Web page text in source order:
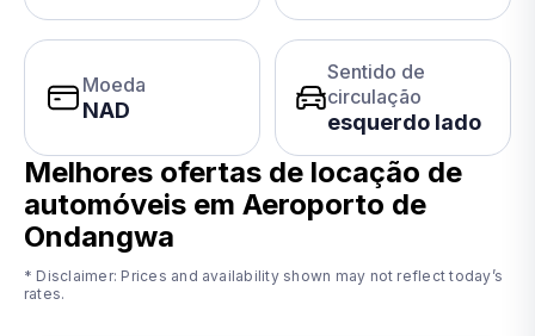
Moeda
NAD
Sentido de
circulação
esquerdo lado
Melhores ofertas de locação de
automóveis em Aeroporto de
Ondangwa
* Disclaimer: Prices and availability shown may not reflect today’s
rates.